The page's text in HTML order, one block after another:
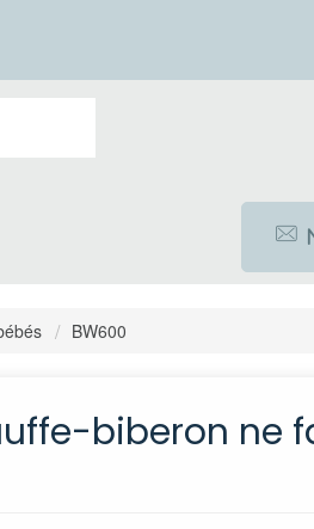
BW600
biberon ne